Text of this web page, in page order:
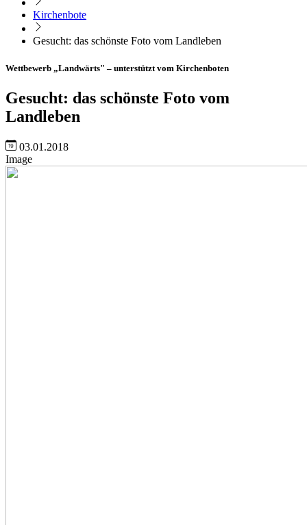
Kirchenbote
Gesucht: das schönste Foto vom Landleben
Wettbewerb „Landwärts" – unterstützt vom Kirchenboten
Gesucht: das schönste Foto vom
Landleben
03.01.2018
Image